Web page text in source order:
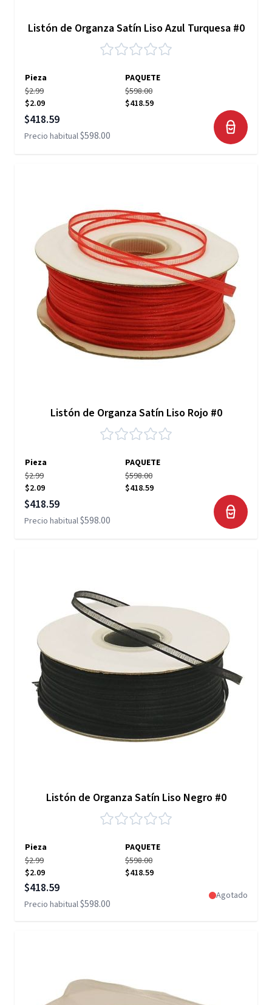
Listón de Organza Satín Liso Azul Turquesa #0
Pieza
PAQUETE
$2.99
$2.09
$598.00
$418.59
Precio especial
$418.59
Precio habitual$598.00
Listón de Organza Satín Liso Rojo #0
Pieza
PAQUETE
$2.99
$2.09
$598.00
$418.59
Precio especial
$418.59
Precio habitual$598.00
Listón de Organza Satín Liso Negro #0
Pieza
PAQUETE
$2.99
$2.09
$598.00
$418.59
Precio especial
$418.59
Precio habitual$598.00
Agotado